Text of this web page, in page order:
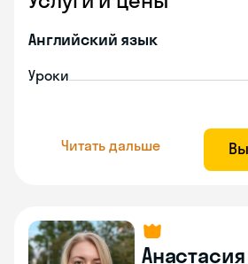
Английский язык
Уроки
Читать дальше
Анастасия